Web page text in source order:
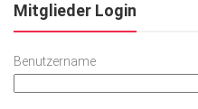
Mitglieder Login
Benutzername